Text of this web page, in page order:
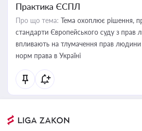
Практика ЄСПЛ
Про що тема: Тема охоплює рішення,
стандарти Європейського суду з прав
впливають на тлумачення прав людини
норм права в Україні